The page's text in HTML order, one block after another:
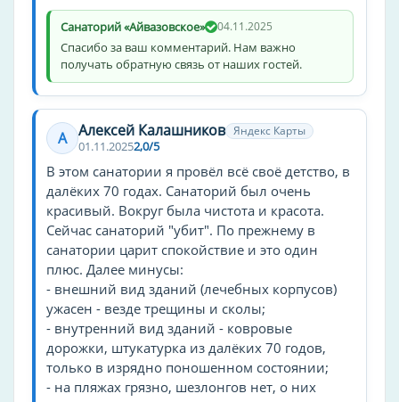
Спорт
настольный теннис
теннисный корт
футбол
волейбол
Спортивные мероприятия
бассейн
футбол
волейбол
Тип санатория
санаторий
оздоровительный комплекс
медицинский центр
Санаторий «Айвазовское» 04.11.2025
Спасибо за ваш комментарий. Нам важно
получать обратную связь от наших гостей.
А Алексей Калашников Яндекс Карты
01.11.20252,0/5
В этом санатории я провёл всё своё детство, в
далёких 70 годах. Санаторий был очень
красивый. Вокруг была чистота и красота.
Сейчас санаторий "убит". По прежнему в
санатории царит спокойствие и это один
плюс. Далее минусы:
- внешний вид зданий (лечебных корпусов)
ужасен - везде трещины и сколы;
- внутренний вид зданий - ковровые
дорожки, штукатурка из далёких 70 годов,
только в изрядно поношенном состоянии;
- на пляжах грязно, шезлонгов нет, о них